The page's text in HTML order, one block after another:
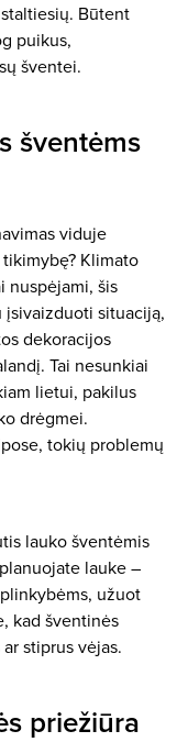
Būtent
puikus,
šventei.
šventėms
viduje
Klimato
nuspėjami, šis
įsivaizduoti situaciją,
dekoracijos
Tai nesunkiai
lietui, pakilus
drėgmei.
tokių problemų
lauko šventėmis
lauke –
užuot
kad šventinės
stiprus vėjas.
priežiūra